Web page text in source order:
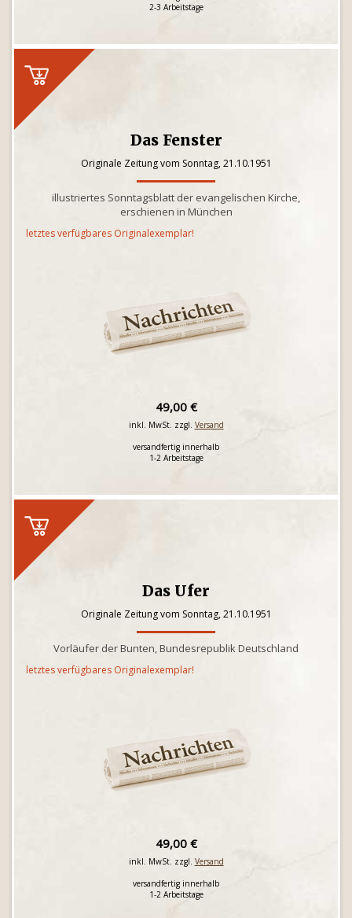
2-3 Arbeitstage
Das Fenster
Originale Zeitung vom Sonntag, 21.10.1951
illustriertes Sonntagsblatt der evangelischen Kirche,
erschienen in München
letztes verfügbares Originalexemplar!
49,00 €
inkl. MwSt. zzgl. Versand
versandfertig innerhalb
1-2 Arbeitstage
Das Ufer
Originale Zeitung vom Sonntag, 21.10.1951
Vorläufer der Bunten, Bundesrepublik Deutschland
letztes verfügbares Originalexemplar!
49,00 €
inkl. MwSt. zzgl. Versand
versandfertig innerhalb
1-2 Arbeitstage